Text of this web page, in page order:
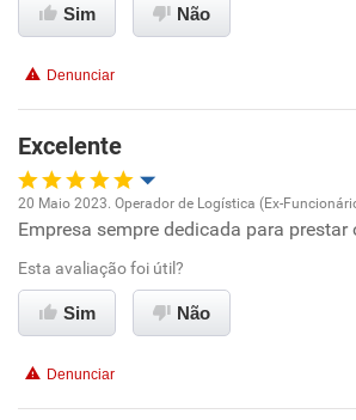
Não recomenda esta empresa
Sim Não
Denunciar
Excelente
Oportunidade de promoção
Ambiente de trabalho
Benefícios
20 Maio 2023. Operador de Logística (Ex-
Empresa sempre dedicada para prestar
Esta avaliação foi útil?
Sim Não
Denunciar